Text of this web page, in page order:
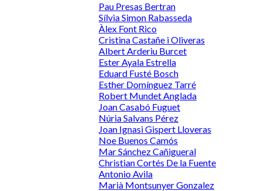
Pau Presas Bertran
Sílvia Simon Rabasseda
Àlex Font Rico
Cristina Castañe i Oliveras
Albert Arderiu Burcet
Ester Ayala Estrella
Eduard Fusté Bosch
Esther Domínguez Tarré
Robert Mundet Anglada
Joan Casabó Fuguet
Núria Salvans Pérez
Joan Ignasi Gispert Lloveras
Noe Buenos Camós
Mar Sánchez Cañigueral
Christian Cortés De la Fuente
Antonio Avila
Marià Montsunyer Gonzalez